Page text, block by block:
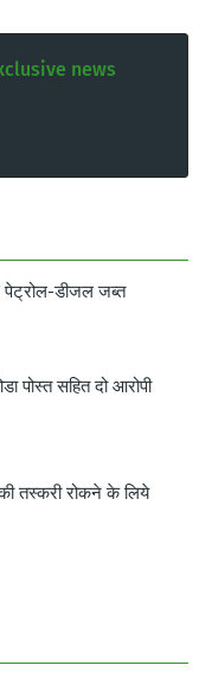
news
पेट्रोल-डीजल जब्त
पोस्त सहित दो आरोपी
की तस्करी रोकने के लिये